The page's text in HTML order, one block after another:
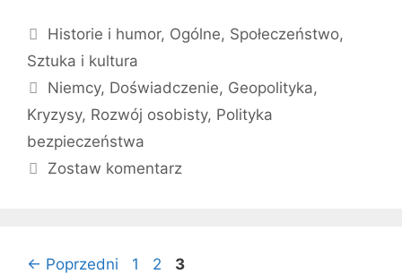
Kategorie
Historie i humor, Ogólne, Społeczeństwo,
Sztuka i kultura
Tagi
Niemcy, Doświadczenie, Geopolityka,
Kryzysy, Rozwój osobisty, Polityka
bezpieczeństwa
Zostaw komentarz
← Poprzedni Strona
1 Strona
2 Strona
3